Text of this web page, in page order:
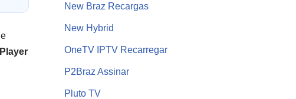
New Braz Recargas
New Hybrid
OneTV IPTV Recarregar
P2Braz Assinar
Pluto TV